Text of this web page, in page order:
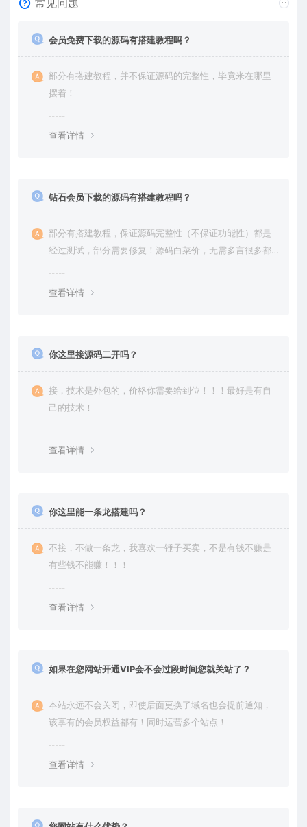
会员免费下载的源码有搭建教程吗？
部分有搭建教程，并不保证源码的完整性，毕竟米在哪里
摆着！
查看详情
钻石会员下载的源码有搭建教程吗？
部分有搭建教程，保证源码完整性（不保证功能性）都是
经过测试，部分需要修复！源码白菜价，无需多言很多都
查看详情
你这里接源码二开吗？
接，技术是外包的，价格你需要给到位！！！最好是有自
己的技术！
查看详情
你这里能一条龙搭建吗？
不接，不做一条龙，我喜欢一锤子买卖，不是有钱不赚是
有些钱不能赚！！！
查看详情
如果在您网站开通VIP会不会过段时间您就关站了？
本站永远不会关闭，即使后面更换了域名也会提前通知，
该享有的会员权益都有！同时运营多个站点！
查看详情